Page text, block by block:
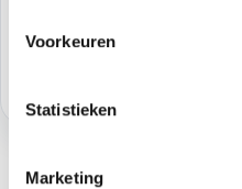
Voorkeuren
Statistieken
Marketing
Productnummer: